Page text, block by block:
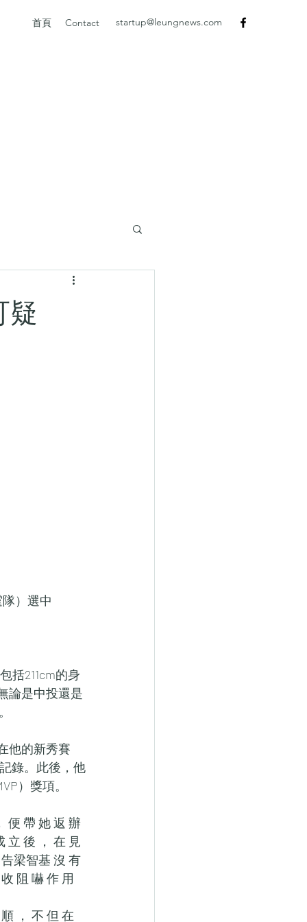
首頁 Contact startup@leungnews.com
疑
）選中
括211cm的身
論是中投還是
他的新秀賽
錄。此後，他
）獎項。
便 帶 她 返 辦
立 後 ， 在 見
梁智基 沒 有
阻 嚇 作 用
， 不 但 在